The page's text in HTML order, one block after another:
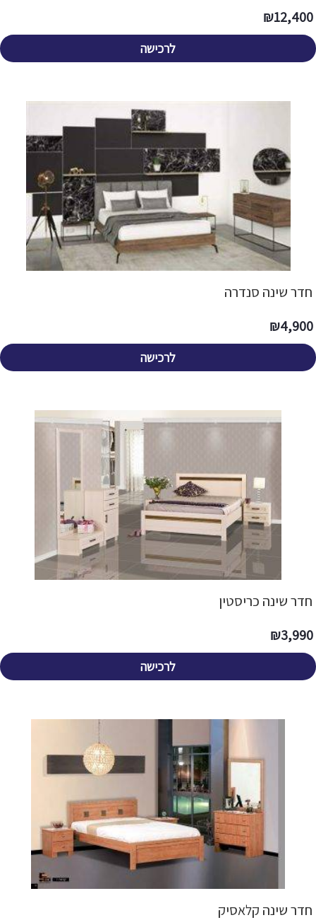
12,400
₪
לרכישה
חדר שינה סנדרה
4,900
₪
לרכישה
חדר שינה כריסטין
3,990
₪
לרכישה
חדר שינה קלאסיק